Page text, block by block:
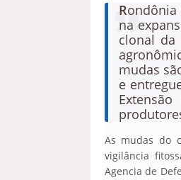
Rondônia
na
clonal da
mudas
e
As mudas do
vigilância
Agencia de